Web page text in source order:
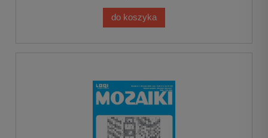
do koszyka